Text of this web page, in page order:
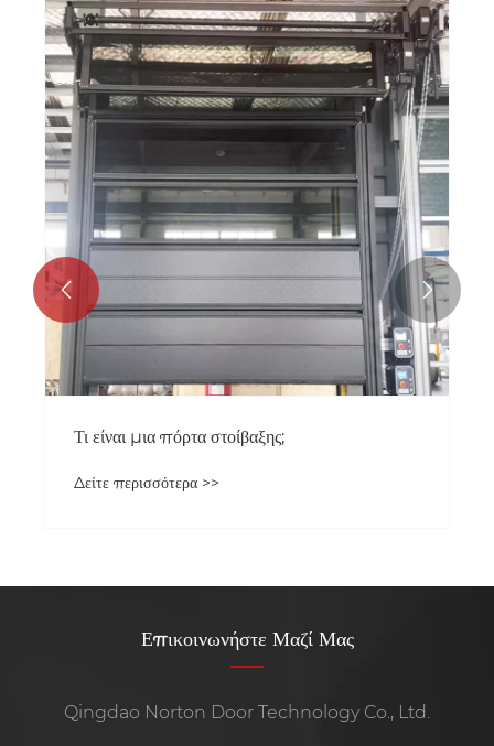
Τι είναι μια πόρτα στοίβαξης;
Δείτε περισσότερα >>
 
Επικοινωνήστε Μαζί Μας
Qingdao Norton Door Technology Co., Ltd.